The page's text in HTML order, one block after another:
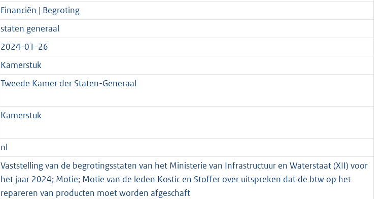
Financiën | Begroting
staten generaal
2024-01-26
Kamerstuk
Tweede Kamer der Staten-Generaal
Kamerstuk
nl
Vaststelling van de begrotingsstaten van het Ministerie van Infrastructuur en Waterstaat (XII) voor
het jaar 2024; Motie; Motie van de leden Kostic en Stoffer over uitspreken dat de btw op het
repareren van producten moet worden afgeschaft